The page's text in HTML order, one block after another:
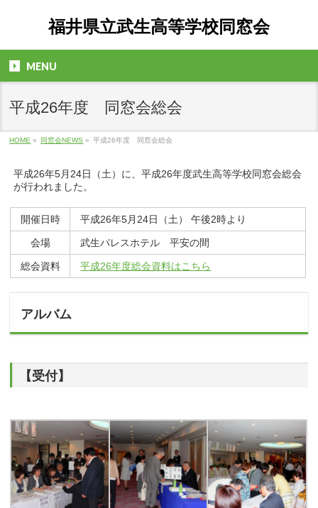
福井県立武生高等学校同窓会
MENU
平成26年度 同窓会総会
HOME » 同窓会NEWS » 平成26年度 同窓会総会
平成26年5月24日（土）に、平成26年度武生高等学校同窓会総会
が行われました。
開催日時 平成26年5月24日（土） 午後2時より
会場 武生パレスホテル 平安の間
総会資料 平成26年度総会資料はこちら
アルバム
【受付】